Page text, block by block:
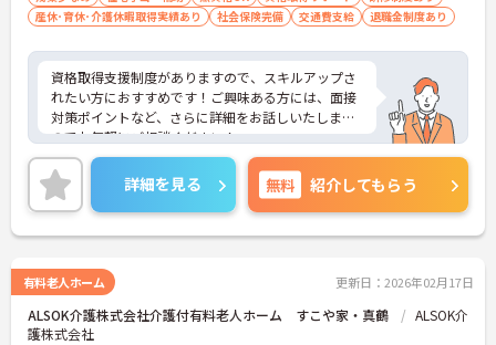
産休･育休･介護休暇取得実績あり
社会保険完備 交通費支給 退職金制度あり
資格取得支援制度がありますので、スキルアップさ
れたい方におすすめです！ご興味ある方には、面接
対策ポイントなど、さらに詳細をお話しいたします
のでお気軽にご相談ください！
詳細を見る 無料 紹介してもらう
有料老人ホーム 更新日：2026年02月17日
ALSOK介護株式会社介護付有料老人ホーム すこや家・真鶴
ALSOK介
護株式会社